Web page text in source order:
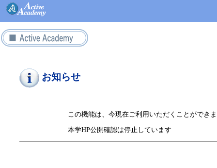
お知らせ
この機能は、今現在ご利用いただくことができ
本学HP公開確認は停止しています